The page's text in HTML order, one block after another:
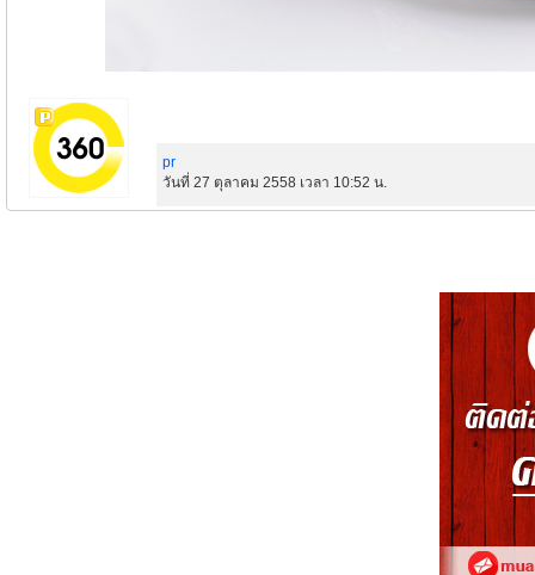
pr
วันที่ 27 ตุลาคม 2558 เวลา 10:52 น.